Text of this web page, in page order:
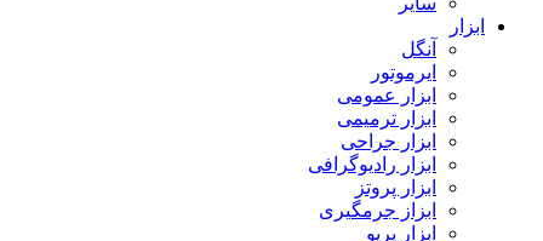
ابزار
آنگل
ایرموتور
ابزار عمومی
ابزار ترمیمی
ابزار جراحی
ابزار رادیوگرافی
ابزار پروتز
ابزاز جرمگیری
ابزار پریو